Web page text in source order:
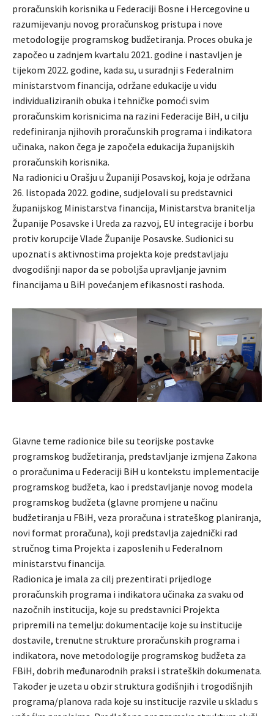
proračunskih korisnika u Federaciji Bosne i Hercegovine u
razumijevanju novog proračunskog pristupa i nove
metodologije programskog budžetiranja. Proces obuka je
započeo u zadnjem kvartalu 2021. godine i nastavljen je
tijekom 2022. godine, kada su, u suradnji s Federalnim
ministarstvom financija, održane edukacije u vidu
individualiziranih obuka i tehničke pomoći svim
proračunskim korisnicima na razini Federacije BiH, u cilju
redefiniranja njihovih proračunskih programa i indikatora
učinaka, nakon čega je započela edukacija županijskih
proračunskih korisnika.
Na radionici u Orašju u Županiji Posavskoj, koja je održana
26. listopada 2022. godine, sudjelovali su predstavnici
županijskog Ministarstva financija, Ministarstva branitelja
Županije Posavske i Ureda za razvoj, EU integracije i borbu
protiv korupcije Vlade Županije Posavske. Sudionici su
upoznati s aktivnostima projekta koje predstavljaju
dvogodišnji napor da se poboljša upravljanje javnim
financijama u BiH povećanjem efikasnosti rashoda.
Glavne teme radionice bile su teorijske postavke
programskog budžetiranja, predstavljanje izmjena Zakona
o proračunima u Federaciji BiH u kontekstu implementacije
programskog budžeta, kao i predstavljanje novog modela
programskog budžeta (glavne promjene u načinu
budžetiranja u FBiH, veza proračuna i strateškog planiranja,
novi format proračuna), koji predstavlja zajednički rad
stručnog tima Projekta i zaposlenih u Federalnom
ministarstvu financija.
Radionica je imala za cilj prezentirati prijedloge
proračunskih programa i indikatora učinaka za svaku od
nazočnih institucija, koje su predstavnici Projekta
pripremili na temelju: dokumentacije koje su institucije
dostavile, trenutne strukture proračunskih programa i
indikatora, nove metodologije programskog budžeta za
FBiH, dobrih međunarodnih praksi i strateških dokumenata.
Također je uzeta u obzir struktura godišnjih i trogodišnjih
programa/planova rada koje su institucije razvile u skladu s